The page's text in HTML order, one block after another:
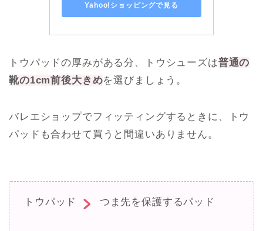
Yahoo!ショッピングで見る
トウパッドの厚みがある分、トウシューズは普通の
靴の1cm前後大きめを選びましょう。
バレエショップでフィッティングするときに、トウ
パッドも合わせて買うと間違いありません。
トウパッド つま先を保護するパッド